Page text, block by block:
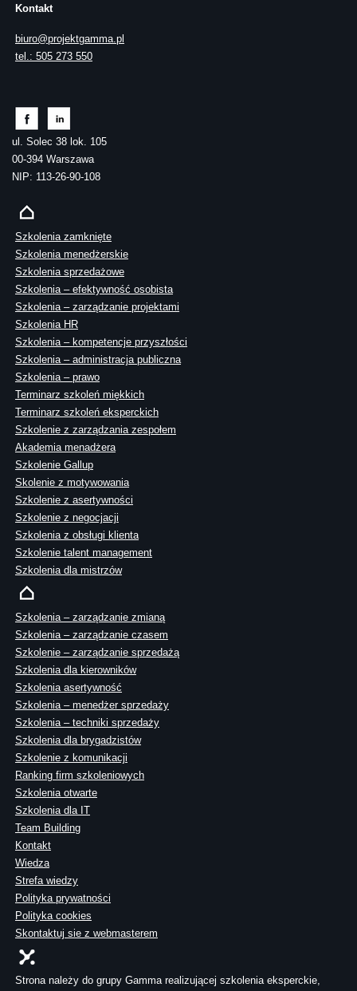
Kontakt
biuro@projektgamma.pl
tel.: 505 273 550
ul. Solec 38 lok. 105
00-394 Warszawa
NIP: 113-26-90-108
Szkolenia zamknięte
Szkolenia menedżerskie
Szkolenia sprzedażowe
Szkolenia – efektywność osobista
Szkolenia – zarządzanie projektami
Szkolenia HR
Szkolenia – kompetencje przyszłości
Szkolenia – administracja publiczna
Szkolenia – prawo
Terminarz szkoleń miękkich
Terminarz szkoleń eksperckich
Szkolenie z zarządzania zespołem
Akademia menadżera
Szkolenie Gallup
Skolenie z motywowania
Szkolenie z asertywności
Szkolenie z negocjacji
Szkolenia z obsługi klienta
Szkolenie talent management
Szkolenia dla mistrzów
Szkolenia – zarządzanie zmianą
Szkolenia – zarządzanie czasem
Szkolenie – zarządzanie sprzedażą
Szkolenia dla kierowników
Szkolenia asertywność
Szkolenia – menedżer sprzedaży
Szkolenia – techniki sprzedaży
Szkolenia dla brygadzistów
Szkolenie z komunikacji
Ranking firm szkoleniowych
Szkolenia otwarte
Szkolenia dla IT
Team Building
Kontakt
Wiedza
Strefa wiedzy
Polityka prywatności
Polityka cookies
Skontaktuj sie z webmasterem
Strona należy do grupy Gamma realizującej szkolenia eksperckie,